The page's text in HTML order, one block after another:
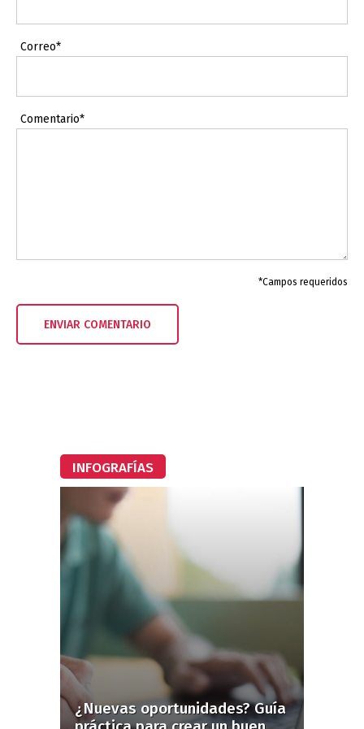
Correo*
Comentario*
*Campos requeridos
INFOGRAFÍAS
¿Nuevas oportunidades? Guía